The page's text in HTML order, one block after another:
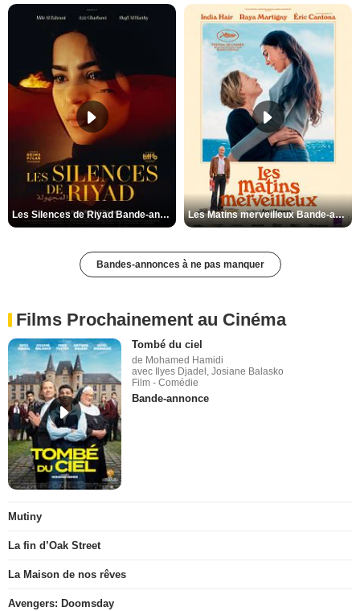
Les Silences de Riyad Bande-annonce VO STFR Les Matins merveilleux Bande-annonce VF
Bandes-annonces à ne pas manquer
Films Prochainement au Cinéma
Tombé du ciel
de Mohamed Hamidi
avec Ilyes Djadel, Josiane Balasko
Film - Comédie
Bande-annonce
Mutiny
La fin d’Oak Street
La Maison de nos rêves
Avengers: Doomsday